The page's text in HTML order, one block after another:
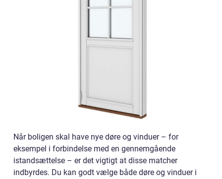
Når boligen skal have nye døre og vinduer – for
eksempel i forbindelse med en gennemgående
istandsættelse – er det vigtigt at disse matcher
indbyrdes. Du kan godt vælge både døre og vinduer i